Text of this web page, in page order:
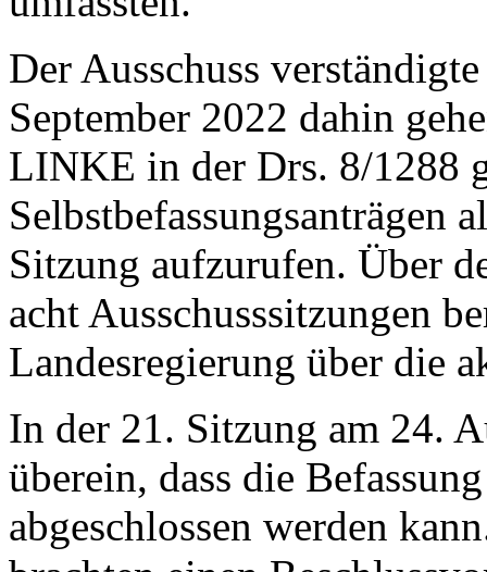
Der Ausschuss
September 2022 dahin
LINKE in der Drs. 8/1288
Selbstbefassungsanträgen
Sitzung aufzurufen. Über
acht Ausschusssitzungen
Landesregierung über die
In der 21. Sitzung am 24.
überein, dass die
abgeschlossen werden